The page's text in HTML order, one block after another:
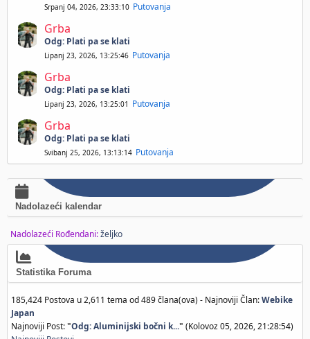
Srpanj 04, 2026, 23:33:10 Putovanja
Grba
Odg: Plati pa se klati
Lipanj 23, 2026, 13:25:46 Putovanja
Grba
Odg: Plati pa se klati
Lipanj 23, 2026, 13:25:01 Putovanja
Grba
Odg: Plati pa se klati
Svibanj 25, 2026, 13:13:14 Putovanja
Nadolazeći kalendar
Nadolazeći Rođendani:željko
Statistika Foruma
185,424 Postova u 2,611 tema od 489 člana(ova) - Najnoviji Član:Webike
Japan
Najnoviji Post:"Odg: Aluminijski bočni k..." (Kolovoz 05, 2026, 21:28:54)